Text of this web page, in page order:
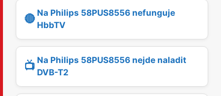
🔴 Na Philips 58PUS8556 nefunguje
HbbTV
📺 Na Philips 58PUS8556 nejde naladit
DVB-T2